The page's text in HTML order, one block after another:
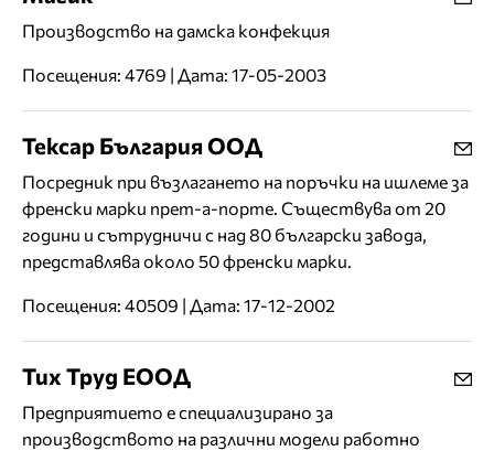
Производство на дамска конфекция
Посещения: 4769 | Дата: 17-05-2003
Тексар България ООД
Посредник при възлагането на поръчки на ишлеме за
френски марки прет-а-порте. Съществува от 20
години и сътрудничи с над 80 български завода,
представлява около 50 френски марки.
Посещения: 40509 | Дата: 17-12-2002
Тих Труд ЕООД
Предприятието е специализирано за
производството на различни модели работно